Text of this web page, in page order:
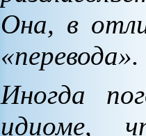
Она, в
«перевода».
Иногда
идиоме,